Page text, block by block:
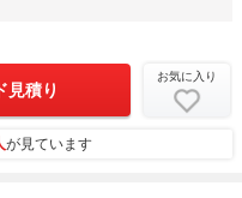
見積り
お気に入り
が見ています